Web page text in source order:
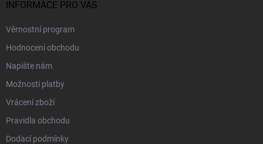
INFORMACE PRO VÁS
Věrnostní program
Hodnocení obchodu
Napište nám
Možnosti platby
Vrácení zboží
Pravidla obchodu
Dodací podmínky